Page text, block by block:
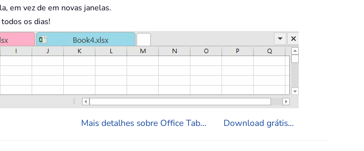
em vez de em novas janelas.
os dias!
Mais detalhes sobre Office Tab... Download grátis...